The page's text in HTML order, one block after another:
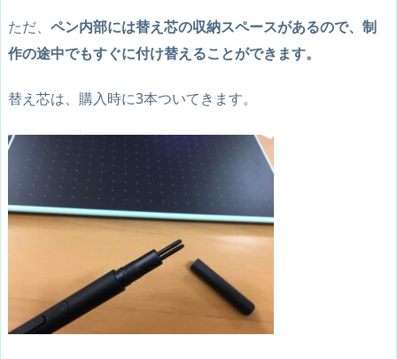
ただ、 ペン内部には替え芯の収納スペースがあるので、制
作の途中でもすぐに付け替えることができます。
替え芯は、購入時に3本ついてきます。